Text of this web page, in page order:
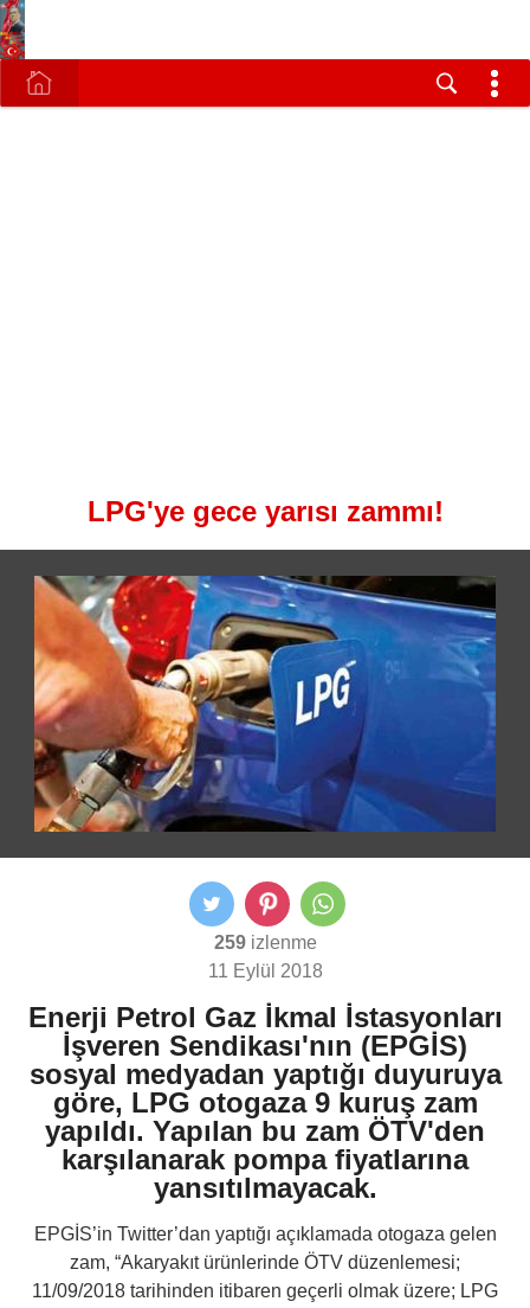
LPG'ye gece yarısı zammı!
259izlenme
11 Eylül 2018
Enerji Petrol Gaz İkmal İstasyonları
İşveren Sendikası'nın (EPGİS)
sosyal medyadan yaptığı duyuruya
göre, LPG otogaza 9 kuruş zam
yapıldı. Yapılan bu zam ÖTV'den
karşılanarak pompa fiyatlarına
yansıtılmayacak.
EPGİS’in Twitter’dan yaptığı açıklamada otogaza gelen
zam, “Akaryakıt ürünlerinde ÖTV düzenlemesi;
11/09/2018 tarihinden itibaren geçerli olmak üzere; LPG